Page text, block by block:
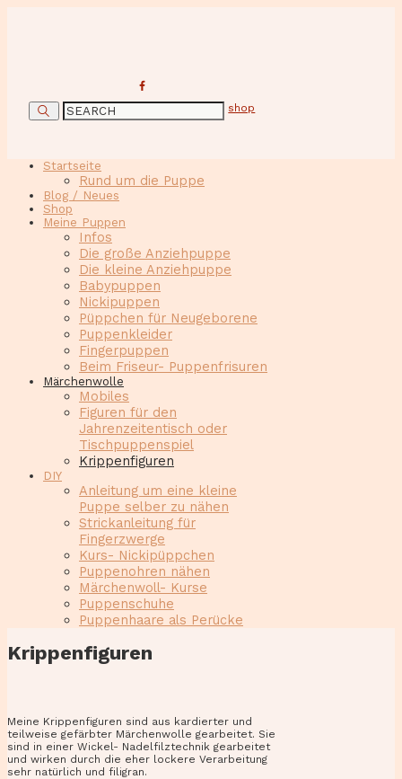
shop
Startseite
Rund um die Puppe
Blog / Neues
Shop
Meine Puppen
Infos
Die große Anziehpuppe
Die kleine Anziehpuppe
Babypuppen
Nickipuppen
Püppchen für Neugeborene
Puppenkleider
Fingerpuppen
Beim Friseur- Puppenfrisuren
Märchenwolle
Mobiles
Figuren für den
Jahrenzeitentisch oder
Tischpuppenspiel
Krippenfiguren
DIY
Anleitung um eine kleine
Puppe selber zu nähen
Strickanleitung für
Fingerzwerge
Kurs- Nickipüppchen
Puppenohren nähen
Märchenwoll- Kurse
Puppenschuhe
Puppenhaare als Perücke
Krippenfiguren
Meine Krippenfiguren sind aus kardierter und
teilweise gefärbter Märchenwolle gearbeitet. Sie
sind in einer Wickel- Nadelfilztechnik gearbeitet
und wirken durch die eher lockere Verarbeitung
sehr natürlich und filigran.